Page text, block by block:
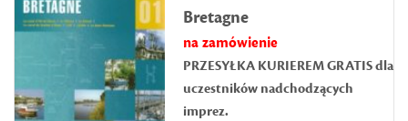
Bretagne
na zamówienie
PRZESYŁKA KURIEREM GRATIS dla
uczestników nadchodzących
imprez.